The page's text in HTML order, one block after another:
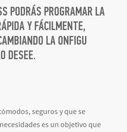
PODRÁS PROGRAMAR LA
Y FÁCILMENTE,
LA ONFIGU
DESEE.
seguros y que se
es un objetivo que